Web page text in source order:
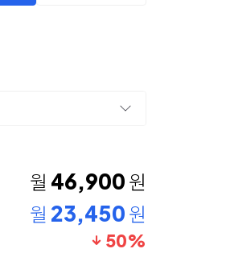
월 46,900 원
월 23,450 원
50%